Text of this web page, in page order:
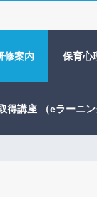
修案内 保育心
得講座 （eラーニ